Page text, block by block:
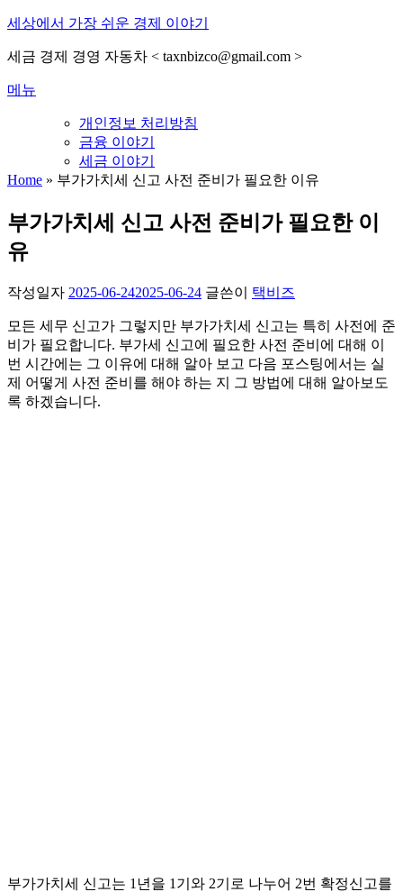
내
으
바
세상에서 가장 쉬운 경제 이야기
세금 경제 경영 자동차 < taxnbizco@gmail.com >
메뉴
개인정보 처리방침
금융 이야기
세금 이야기
Home » 부가가치세 신고 사전 준비가 필요한 이유
부가가치세 신고 사전 준비가 필요한 이
유
작성일자 2025-06-242025-06-24 글쓴이 택비즈
모든 세무 신고가 그렇지만 부가가치세 신고는 특히 사전에 준
비가 필요합니다. 부가세 신고에 필요한 사전 준비에 대해 이
번 시간에는 그 이유에 대해 알아 보고 다음 포스팅에서는 실
제 어떻게 사전 준비를 해야 하는 지 그 방법에 대해 알아보도
록 하겠습니다.
부가가치세 신고는 1년을 1기와 2기로 나누어 2번 확정신고를